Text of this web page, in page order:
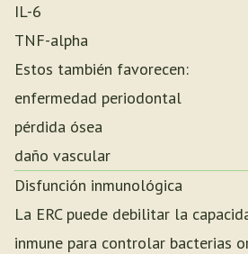
IL-6
TNF-alpha
Estos también favorecen:
enfermedad periodontal
pérdida ósea
daño vascular
Disfunción inmunológica
La ERC puede debilitar la
inmune para controlar bacterias